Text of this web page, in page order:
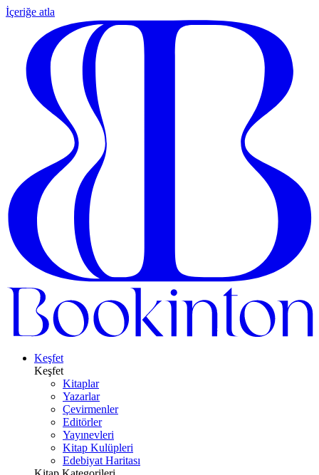
İçeriğe atla
Keşfet
Keşfet
Kitaplar
Yazarlar
Çevirmenler
Editörler
Yayınevleri
Kitap Kulüpleri
Edebiyat Haritası